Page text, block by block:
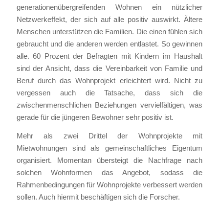
generationenübergreifenden Wohnen ein nützlicher
Netzwerkeffekt, der sich auf alle positiv auswirkt. Ältere
Menschen unterstützen die Familien. Die einen fühlen sich
gebraucht und die anderen werden entlastet. So gewinnen
alle. 60 Prozent der Befragten mit Kindern im Haushalt
sind der Ansicht, dass die Vereinbarkeit von Familie und
Beruf durch das Wohnprojekt erleichtert wird. Nicht zu
vergessen auch die Tatsache, dass sich die
zwischenmenschlichen Beziehungen vervielfältigen, was
gerade für die jüngeren Bewohner sehr positiv ist.
Mehr als zwei Drittel der Wohnprojekte mit
Mietwohnungen sind als gemeinschaftliches Eigentum
organisiert. Momentan übersteigt die Nachfrage nach
solchen Wohnformen das Angebot, sodass die
Rahmenbedingungen für Wohnprojekte verbessert werden
sollen. Auch hiermit beschäftigen sich die Forscher.